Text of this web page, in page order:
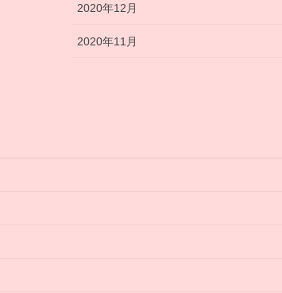
2020年12月
2020年11月